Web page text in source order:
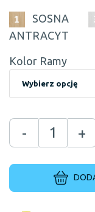
SOSNA
ANTRACYT
Kolor Ramy
- +